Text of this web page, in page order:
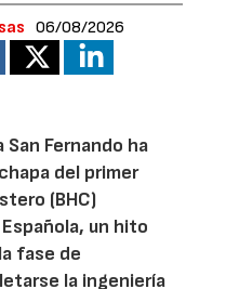
06/08/2026
Fernando ha
del primer
(BHC)
un hito
fase de
la ingeniería